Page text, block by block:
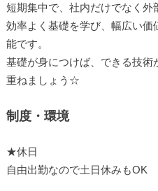
短期集中で、社内だけでなく外
効率よく基礎を学び、幅広い
能です。
基礎が身につけば、できる技
重ねましょう☆
制度・環境
★休日
自由出勤なので土日休みもOK